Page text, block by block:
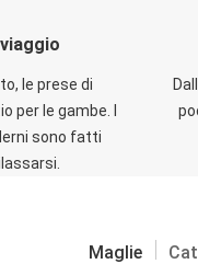
le prese di
per le gambe. I
sono fatti
Maglie